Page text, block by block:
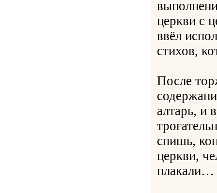
церкви с
ввёл
стихов,
После
алтарь, и
спишь,
церкви,
плакали…